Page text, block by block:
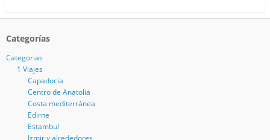
Categorías
Categorias
1 Viajes
Capadocia
Centro de Anatolia
Costa mediterránea
Edirne
Estambul
Izmir y alrededores